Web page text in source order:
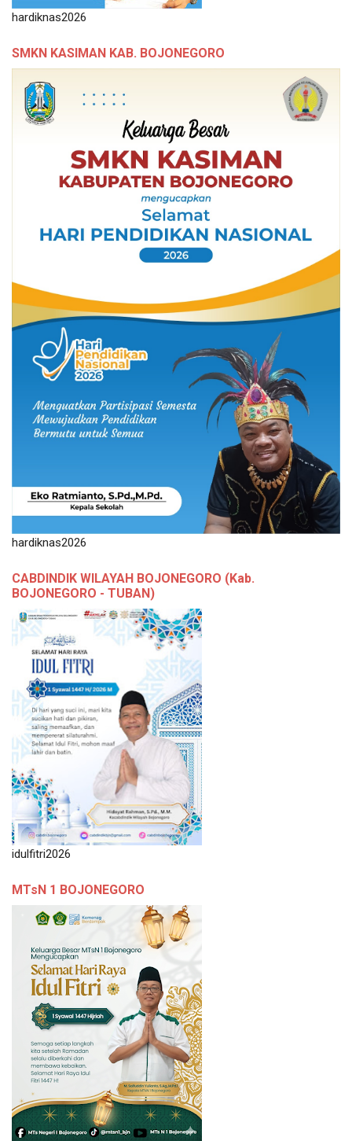
hardiknas2026
SMKN KASIMAN KAB. BOJONEGORO
hardiknas2026
CABDINDIK WILAYAH BOJONEGORO (Kab.
BOJONEGORO - TUBAN)
idulfitri2026
MTsN 1 BOJONEGORO